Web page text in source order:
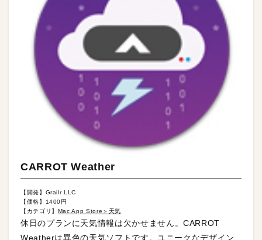
CARROT Weather
【開発】Grailr LLC
【価格】1400円
【カテゴリ】 Mac App Store＞天気
休日のプランに天気情報は欠かせません。CARROT
Weatherは異色の天気ソフトです。ユニークなデザイン